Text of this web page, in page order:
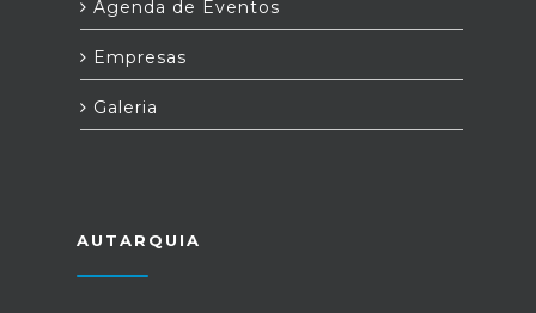
Agenda de Eventos
Empresas
Galeria
AUTARQUIA